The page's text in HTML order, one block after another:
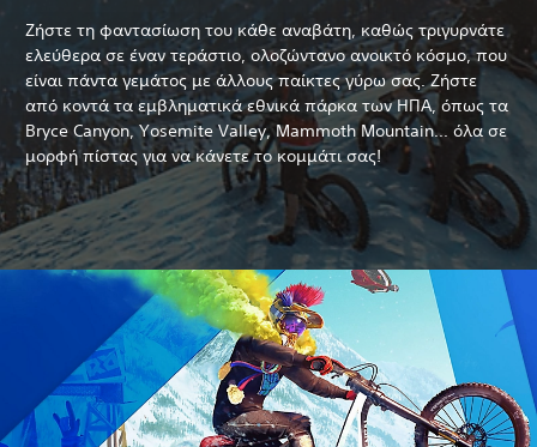
Ζήστε τη φαντασίωση του κάθε αναβάτη, καθώς τριγυρνάτε
ελεύθερα σε έναν τεράστιο, ολοζώντανο ανοικτό κόσμο, που
είναι πάντα γεμάτος με άλλους παίκτες γύρω σας. Ζήστε
από κοντά τα εμβληματικά εθνικά πάρκα των ΗΠΑ, όπως τα
Bryce Canyon, Yosemite Valley, Mammoth Mountain... όλα σε
μορφή πίστας για να κάνετε το κομμάτι σας!